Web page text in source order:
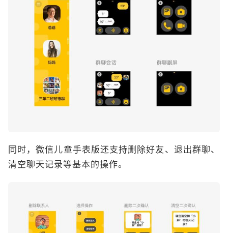
同时，微信儿童手表版还支持删除好友、退出群聊、
清空聊天记录等基本的操作。